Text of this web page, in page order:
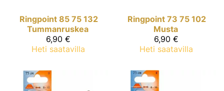
Ringpoint 85 75 132
Tummanruskea
6,90 €
Heti saatavilla
Ringpoint 73 75 102
Musta
6,90 €
Heti saatavilla